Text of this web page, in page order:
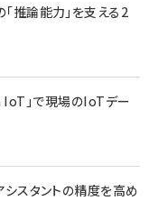
推論能力」を支える2
」で現場のIoTデー
スタントの精度を高め